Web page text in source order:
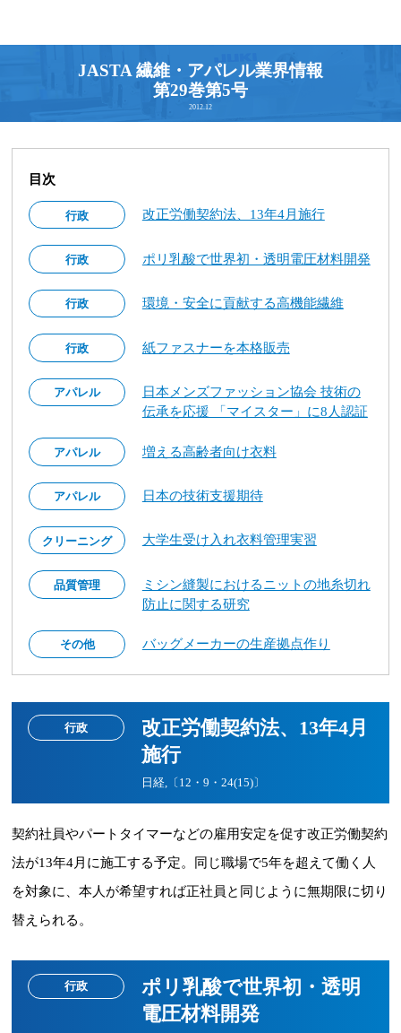
JASTA 繊維・アパレル業界情報
第29巻第5号
2012.12
目次
行政 改正労働契約法、13年4月施行
行政 ポリ乳酸で世界初・透明電圧材料開発
行政 環境・安全に貢献する高機能繊維
行政 紙ファスナーを本格販売
アパレル
日本メンズファッション協会 技術の
伝承を応援 「マイスター」に8人認証
アパレル 増える高齢者向け衣料
アパレル 日本の技術支援期待
クリーニング 大学生受け入れ衣料管理実習
品質管理
ミシン縫製におけるニットの地糸切れ
防止に関する研究
その他 バッグメーカーの生産拠点作り
行政
改正労働契約法、13年4月
施行
日経,〔12・9・24(15)〕
契約社員やパートタイマーなどの雇用安定を促す改正労働契約
法が13年4月に施工する予定。同じ職場で5年を超えて働く人
を対象に、本人が希望すれば正社員と同じように無期限に切り
替えられる。
行政
ポリ乳酸で世界初・透明
電圧材料開発